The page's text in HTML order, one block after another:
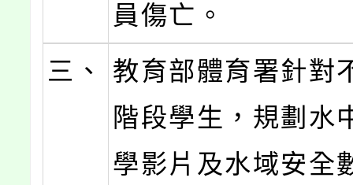
員傷亡。
三、
教育部體育署針對
階段學生，規劃水
學影片及水域安全